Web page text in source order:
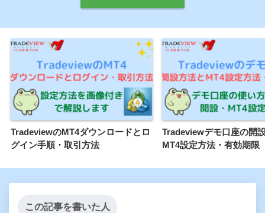
TradeviewのMT4ダウンロードとロ
グイン手順・取引方法
Tradeviewデモ口座の開
MT4設定方法・有効期限
この記事を書いた人